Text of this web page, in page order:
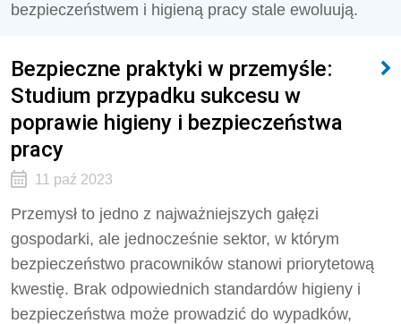
bezpieczeństwem i higieną pracy stale ewoluują.
Bezpieczne praktyki w przemyśle:
Studium przypadku sukcesu w
poprawie higieny i bezpieczeństwa
pracy
11 paź 2023
Przemysł to jedno z najważniejszych gałęzi
gospodarki, ale jednocześnie sektor, w którym
bezpieczeństwo pracowników stanowi priorytetową
kwestię. Brak odpowiednich standardów higieny i
bezpieczeństwa może prowadzić do wypadków,